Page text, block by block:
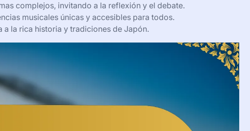
complejos, invitando a la reflexión y el debate.
musicales únicas y accesibles para todos.
a la rica historia y tradiciones de Japón.